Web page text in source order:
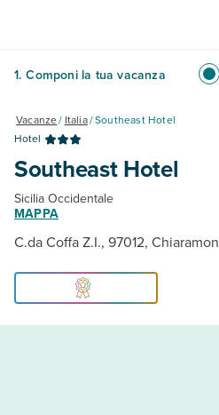
1. Componi la tua vacanza
Vacanze/ Italia/Southeast Hotel
Hotel
Southeast Hotel
Sicilia Occidentale
MAPPA
C.da Coffa Z.I., 97012,